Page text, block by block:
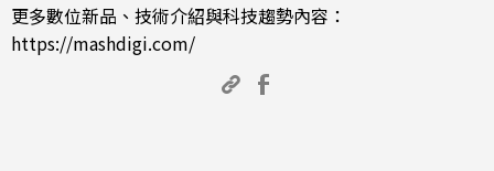
更多數位新品、技術介紹與科技趨勢內容：
https://mashdigi.com/